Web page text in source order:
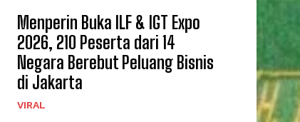
Menperin Buka ILF & IGT Expo
2026, 210 Peserta dari 14
Negara Berebut Peluang Bisnis
di Jakarta
VIRAL